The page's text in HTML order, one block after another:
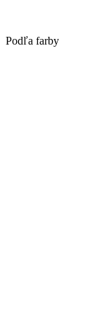
Podľa farby